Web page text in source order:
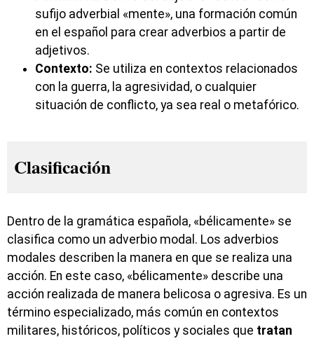
sufijo adverbial «mente», una formación común
en el español para crear adverbios a partir de
adjetivos.
Contexto: Se utiliza en contextos relacionados
con la guerra, la agresividad, o cualquier
situación de conflicto, ya sea real o metafórico.
Clasificación
Dentro de la gramática española, «bélicamente» se
clasifica como un adverbio modal. Los adverbios
modales describen la manera en que se realiza una
acción. En este caso, «bélicamente» describe una
acción realizada de manera belicosa o agresiva. Es un
término especializado, más común en contextos
militares, históricos, políticos y sociales que tratan